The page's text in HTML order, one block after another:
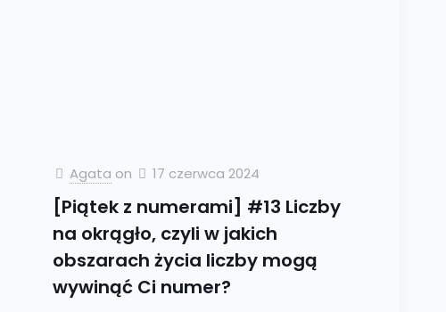
Agata on 17 czerwca 2024
[Piątek z numerami] #13 Liczby
na okrągło, czyli w jakich
obszarach życia liczby mogą
wywinąć Ci numer?